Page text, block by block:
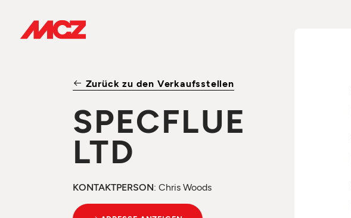
Zurück zu den Verkaufsstellen
SPECFLUE
LTD
KONTAKTPERSON: Chris Woods